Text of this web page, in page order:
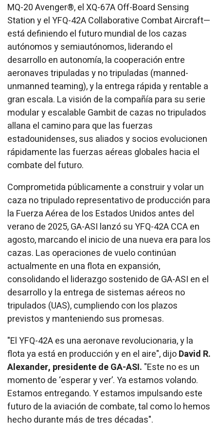
MQ-20 Avenger®, el XQ-67A Off-Board Sensing
Station y el YFQ-42A Collaborative Combat Aircraft—
está definiendo el futuro mundial de los cazas
autónomos y semiautónomos, liderando el
desarrollo en autonomía, la cooperación entre
aeronaves tripuladas y no tripuladas (manned-
unmanned teaming), y la entrega rápida y rentable a
gran escala. La visión de la compañía para su serie
modular y escalable Gambit de cazas no tripulados
allana el camino para que las fuerzas
estadounidenses, sus aliados y socios evolucionen
rápidamente las fuerzas aéreas globales hacia el
combate del futuro.
Comprometida públicamente a construir y volar un
caza no tripulado representativo de producción para
la Fuerza Aérea de los Estados Unidos antes del
verano de 2025, GA-ASI lanzó su YFQ-42A CCA en
agosto, marcando el inicio de una nueva era para los
cazas. Las operaciones de vuelo continúan
actualmente en una flota en expansión,
consolidando el liderazgo sostenido de GA-ASI en el
desarrollo y la entrega de sistemas aéreos no
tripulados (UAS), cumpliendo con los plazos
previstos y manteniendo sus promesas.
"El YFQ-42A es una aeronave revolucionaria, y la
flota ya está en producción y en el aire", dijoDavid R.
Alexander, presidente de GA-ASI. "Este no es un
momento de ‘esperar y ver’. Ya estamos volando.
Estamos entregando. Y estamos impulsando este
futuro de la aviación de combate, tal como lo hemos
hecho durante más de tres décadas".